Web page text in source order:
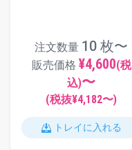
注文数量 10 枚〜
販売価格 ¥4,600(税
込)〜
(税抜¥4,182〜)
トレイに入れる